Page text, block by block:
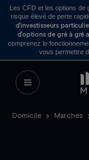
Les CFD et les options de
risque élevé de perte
d’investisseurs
d’options de gré à gré
comprenez le
vous permettre
Domicile Marchés